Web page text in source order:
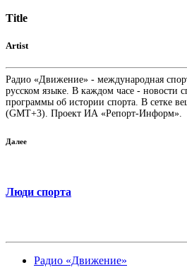
Title
Artist
Радио «Движение» - международная
русском языке. В каждом часе - новости
программы об истории спорта. В сетке
(GMT+3). Проект ИА «Репорт-Информ».
Далее
Люди спорта
Радио «Движение»